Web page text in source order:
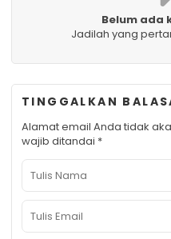
Belum ada
Jadilah yang
TINGGALKAN
Alamat email Anda tidak
wajib ditandai *